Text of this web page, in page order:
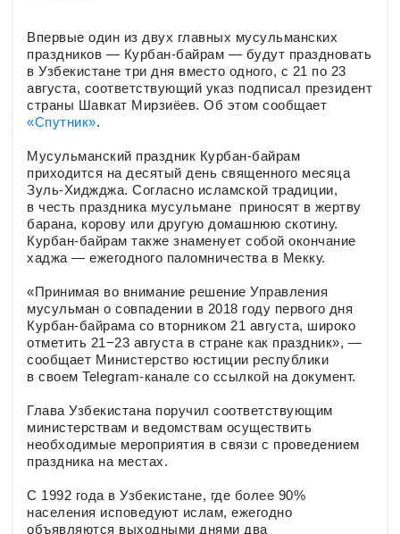
Впервые один из двух главных мусульманских
праздников — Курбан-байрам — будут праздновать
в Узбекистане три дня вместо одного, с 21 по 23
августа, соответствующий указ подписал президент
страны Шавкат Мирзиёев. Об этом сообщает
«Спутник».
Мусульманский праздник Курбан-байрам
приходится на десятый день священного месяца
Зуль-Хиджджа. Согласно исламской традиции,
в честь праздника мусульмане приносят в жертву
барана, корову или другую домашнюю скотину.
Курбан-байрам также знаменует собой окончание
хаджа — ежегодного паломничества в Мекку.
«Принимая во внимание решение Управления
мусульман о совпадении в 2018 году первого дня
Курбан-байрама со вторником 21 августа, широко
отметить 21−23 августа в стране как праздник», —
сообщает Министерство юстиции республики
в своем Telegram-канале cо ссылкой на документ.
Глава Узбекистана поручил соответствующим
министерствам и ведомствам осуществить
необходимые мероприятия в связи с проведением
праздника на местах.
С 1992 года в Узбекистане, где более 90%
населения исповедуют ислам, ежегодно
объявляются выходными днями два